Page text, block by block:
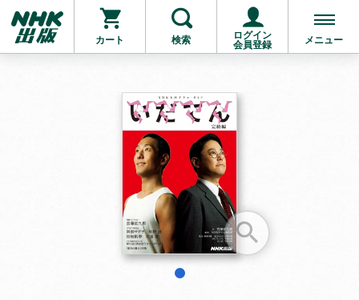
カート 検索
ログイン
会員登録
メニュー
お支払いに進む
他にも商品を買う